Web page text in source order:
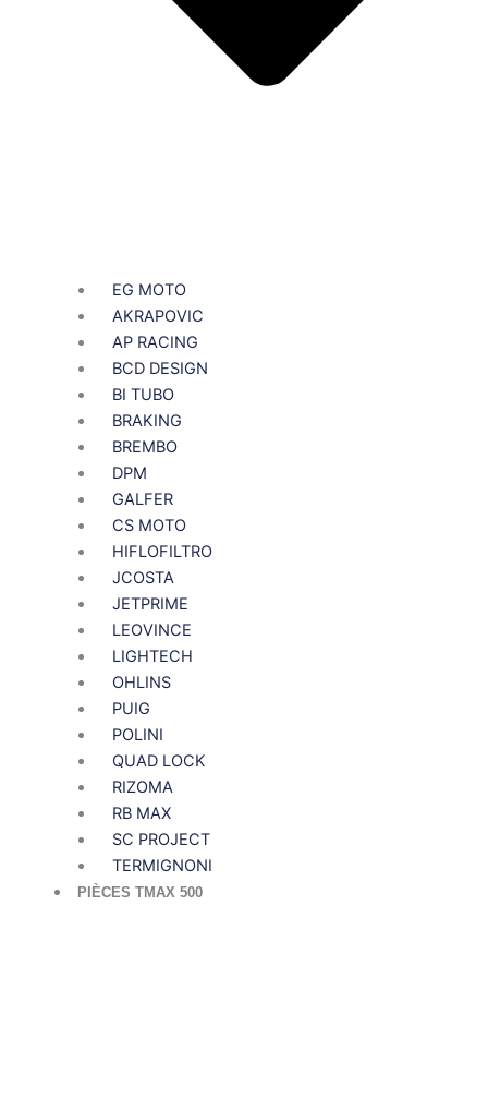
EG MOTO
AKRAPOVIC
AP RACING
BCD DESIGN
BI TUBO
BRAKING
BREMBO
DPM
GALFER
CS MOTO
HIFLOFILTRO
JCOSTA
JETPRIME
LEOVINCE
LIGHTECH
OHLINS
PUIG
POLINI
QUAD LOCK
RIZOMA
RB MAX
SC PROJECT
TERMIGNONI
PIÈCES TMAX 500